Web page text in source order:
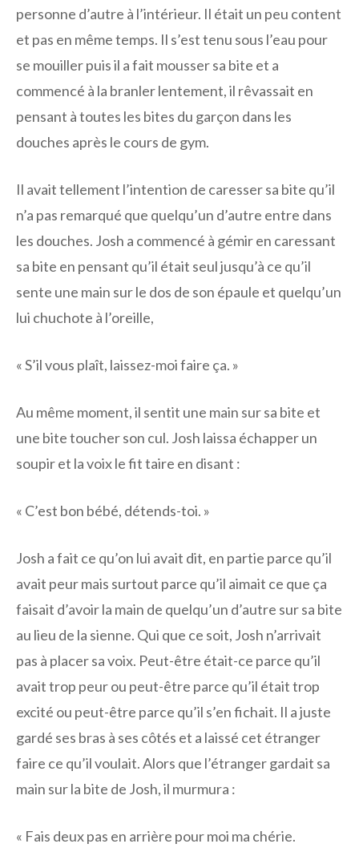
personne d’autre à l’intérieur. Il était un peu content
et pas en même temps. Il s’est tenu sous l’eau pour
se mouiller puis il a fait mousser sa bite et a
commencé à la branler lentement, il rêvassait en
pensant à toutes les bites du garçon dans les
douches après le cours de gym.
Il avait tellement l’intention de caresser sa bite qu’il
n’a pas remarqué que quelqu’un d’autre entre dans
les douches. Josh a commencé à gémir en caressant
sa bite en pensant qu’il était seul jusqu’à ce qu’il
sente une main sur le dos de son épaule et quelqu’un
lui chuchote à l’oreille,
« S’il vous plaît, laissez-moi faire ça. »
Au même moment, il sentit une main sur sa bite et
une bite toucher son cul. Josh laissa échapper un
soupir et la voix le fit taire en disant :
« C’est bon bébé, détends-toi. »
Josh a fait ce qu’on lui avait dit, en partie parce qu’il
avait peur mais surtout parce qu’il aimait ce que ça
faisait d’avoir la main de quelqu’un d’autre sur sa bite
au lieu de la sienne. Qui que ce soit, Josh n’arrivait
pas à placer sa voix. Peut-être était-ce parce qu’il
avait trop peur ou peut-être parce qu’il était trop
excité ou peut-être parce qu’il s’en fichait. Il a juste
gardé ses bras à ses côtés et a laissé cet étranger
faire ce qu’il voulait. Alors que l’étranger gardait sa
main sur la bite de Josh, il murmura :
« Fais deux pas en arrière pour moi ma chérie.